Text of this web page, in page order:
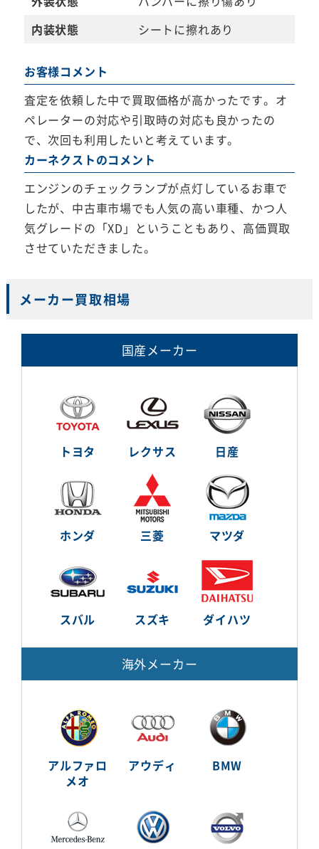
内装状態
シートに擦れあり
お客様コメント
査定を依頼した中で買取価格が高かったです。オ
ペレーターの対応や引取時の対応も良かったの
で、次回も利用したいと考えています。
カーネクストのコメント
エンジンのチェックランプが点灯しているお車で
したが、中古車市場でも人気の高い車種、かつ人
気グレードの「XD」ということもあり、高価買取
させていただきました。
メーカー買取相場
国産メーカー
トヨタ レクサス 日産
ホンダ 三菱 マツダ
スバル スズキ ダイハツ
海外メーカー
アルファロ
メオ
アウディ BMW